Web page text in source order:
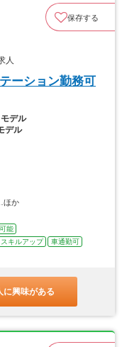
保存する
人
ーション勤務可
デル
デル
ほか
能
スキルアップ
車通勤可
に興味がある